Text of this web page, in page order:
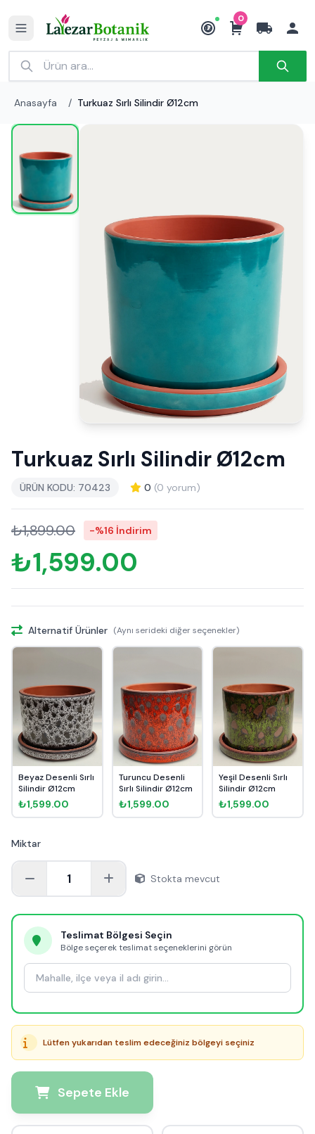
₺
0
Anasayfa / Turkuaz Sırlı Silindir Ø12cm
Turkuaz Sırlı Silindir Ø12cm
ÜRÜN KODU: 70423 0 (0 yorum)
₺1,899.00 -%16 İndirim
₺1,599.00
Alternatif Ürünler (Aynı serideki diğer seçenekler)
Beyaz Desenli Sırlı
Silindir Ø12cm
₺1,599.00
Turuncu Desenli
Sırlı Silindir Ø12cm
₺1,599.00
Yeşil Desenli Sırlı
Silindir Ø12cm
₺1,599.00
Miktar
1 Stokta mevcut
Teslimat Bölgesi Seçin
Bölge seçerek teslimat seçeneklerini görün
Lütfen yukarıdan teslim edeceğiniz bölgeyi seçiniz
Sepete Ekle